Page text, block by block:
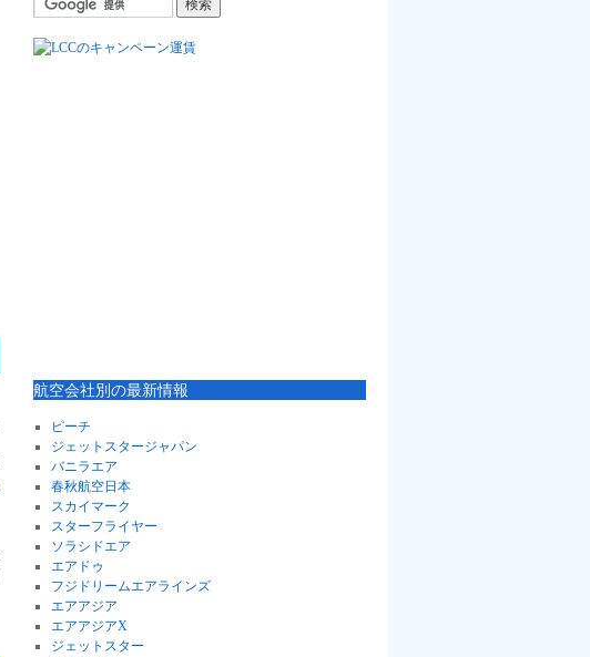
航空会社別の最新情報
ピーチ
ジェットスタージャパン
バニラエア
春秋航空日本
スカイマーク
スターフライヤー
ソラシドエア
エアドゥ
フジドリームエアラインズ
エアアジア
エアアジアX
ジェットスター